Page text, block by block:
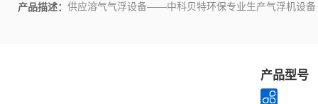
产品描述： 供应溶气气浮设备——中科贝特环保专业生产气浮机设备
产品型号